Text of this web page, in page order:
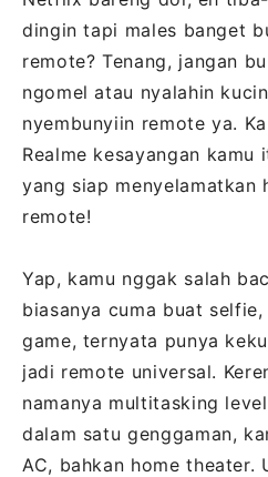
dingin tapi males banget
remote? Tenang, jangan
ngomel atau nyalahin
nyembunyiin remote ya.
Realme kesayangan
yang siap menyelamatkan
remote!
Yap, kamu nggak salah
biasanya cuma buat
game, ternyata punya
jadi remote universal.
namanya multitasking
dalam satu genggaman,
AC, bahkan home theater.